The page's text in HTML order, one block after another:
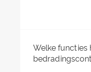
Welke functies